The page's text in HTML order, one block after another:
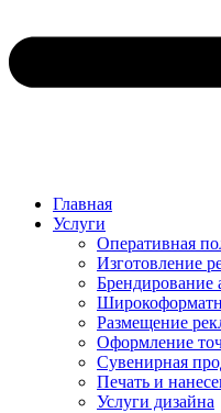
Главная
Услуги
Оперативная
Изготовление
Брендирование
Размещение
Оформление
Сувенирная
Печать и
Услуги дизайна